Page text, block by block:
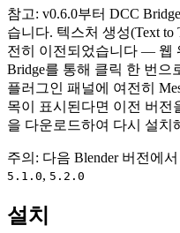
참고: v0.6.0부터 DCC
습니다. 텍스처 생성(Text
전히 이전되었습니다 — 웹
Bridge를 통해 클릭 한 번으
플러그인 패널에 여전히
목이 표시된다면 이전 버전
을 다운로드하여 다시 설치
주의: 다음 Blender 버전에
5.1.0, 5.2.0
설치